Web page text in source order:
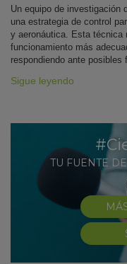
Un equipo de investigación
una estrategia de control
y aeronáutica. Esta técnica
funcionamiento más
respondiendo ante posibles
Sigue leyendo
TU FUENTE